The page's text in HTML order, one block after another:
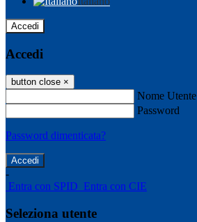
Accedi
Accedi
button close ×
Nome Utente
Password
Password dimenticata?
-
Entra con SPID Entra con CIE
Seleziona utente